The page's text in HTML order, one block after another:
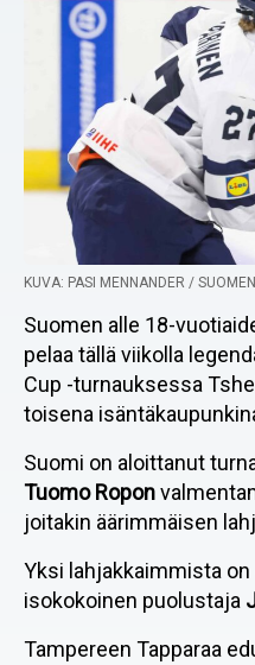
KUVA: PASI MENNANDER /
Suomen alle 18-
pelaa tällä viikolla
Cup -turnauksessa
toisena
Suomi on aloittanut
Tuomo Ropon
joitakin äärimmäisen
Yksi lahjakkaimmista on
isokokoinen puolustaja
Tampereen Tapparaa